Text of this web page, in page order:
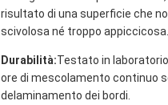
risultato di una superficie che
scivolosa né troppo appiccicosa.
Durabilità:Testato in
ore di mescolamento continuo
delaminamento dei bordi.